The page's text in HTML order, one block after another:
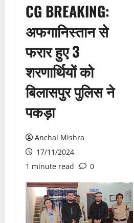
CG BREAKING:
अफगानिस्तान से
फरार हुए 3
शरणार्थियों को
बिलासपुर पुलिस ने
पकड़ा
Anchal Mishra
17/11/2024
1 minute read
0